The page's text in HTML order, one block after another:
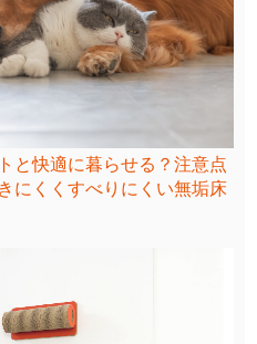
と快適に暮らせる？注意点
にくくすべりにくい無垢床